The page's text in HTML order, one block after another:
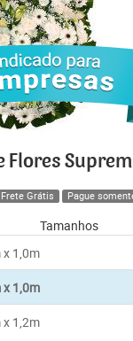
Flores
Frete Grátis Pague
Tamanhos
x 1,0m
x 1,0m
x 1,2m